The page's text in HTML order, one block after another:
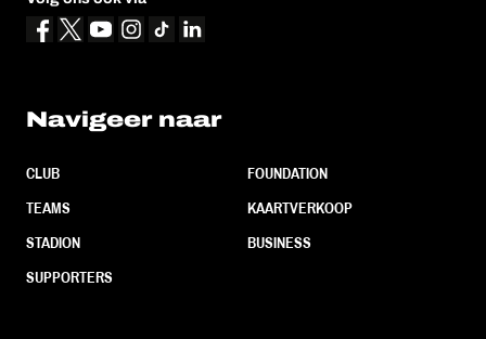
Navigeer naar
CLUB
TEAMS
STADION
SUPPORTERS
FOUNDATION
KAARTVERKOOP
BUSINESS